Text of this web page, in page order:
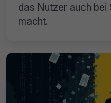
das Nutzer auch
macht.